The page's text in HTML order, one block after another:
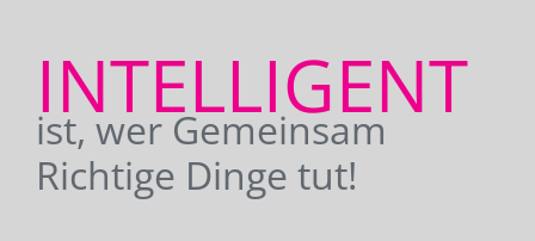
INTELLIGENT
ist, wer Gemeinsam
Richtige Dinge tut!